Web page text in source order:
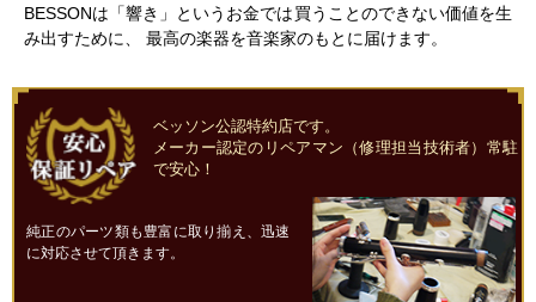
BESSONは「響き」というお金では買うことのできない価値を生
み出すために、 最高の楽器を音楽家のもとに届けます。
ベッソン公認特約店です。
メーカー認定のリペアマン（修理担当技術者）常駐
で安心！
純正のパーツ類も豊富に取り揃え、迅速
に対応させて頂きます。